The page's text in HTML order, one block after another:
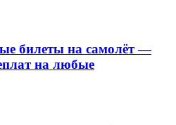
билеты на самолёт —
на любые